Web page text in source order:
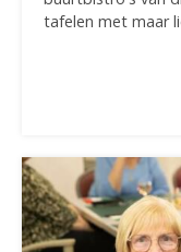
tafelen met maar